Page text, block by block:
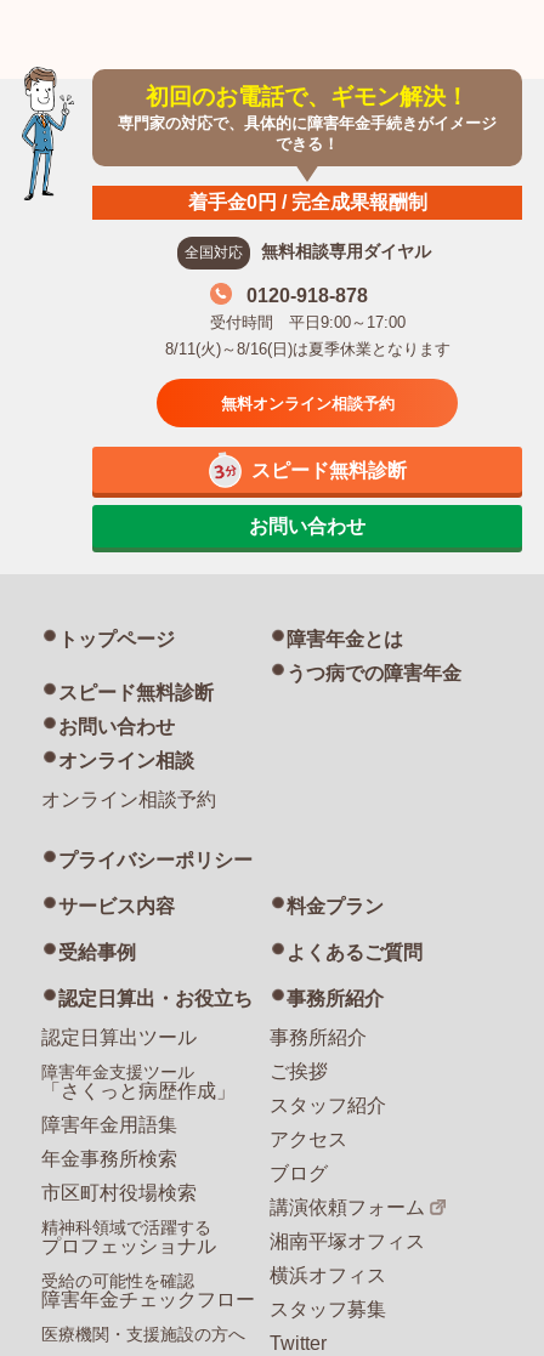
初回のお電話で、ギモン解決！
専門家の対応で、具体的に障害年金手続きがイメージ
できる！
着手金0円 / 完全成果報酬制
全国対応 無料相談専用ダイヤル
0120-918-878
受付時間 平日9:00～17:00
8/11(火)～8/16(日)は夏季休業となります
無料オンライン相談予約
スピード無料診断
お問い合わせ
トップページ
スピード無料診断
お問い合わせ
オンライン相談
オンライン相談予約
プライバシーポリシー
障害年金とは
うつ病での障害年金
サービス内容 料金プラン
受給事例 よくあるご質問
認定日算出・お役立ち
認定日算出ツール
障害年金支援ツール
「さくっと病歴作成」
障害年金用語集
年金事務所検索
市区町村役場検索
精神科領域で活躍する
プロフェッショナル
受給の可能性を確認
障害年金チェックフロー
医療機関・支援施設の方へ
事務所紹介
事務所紹介
ご挨拶
スタッフ紹介
アクセス
ブログ
講演依頼フォーム
湘南平塚オフィス
横浜オフィス
スタッフ募集
Twitter